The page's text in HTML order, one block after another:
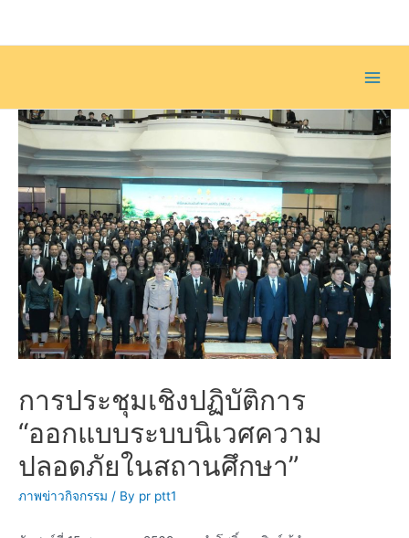
การประชุมเชิงปฏิบัติการ
“ออกแบบระบบนิเวศความ
ปลอดภัยในสถานศึกษา”
ภาพข่าวกิจกรรม / By pr ptt1